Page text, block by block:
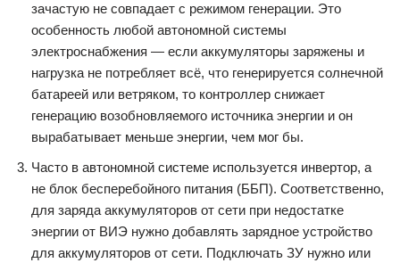
зачастую не совпадает с режимом генерации. Это
особенность любой автономной системы
электроснабжения — если аккумуляторы заряжены и
нагрузка не потребляет всё, что генерируется солнечной
батареей или ветряком, то контроллер снижает
генерацию возобновляемого источника энергии и он
вырабатывает меньше энергии, чем мог бы.
Часто в автономной системе используется инвертор, а
не блок бесперебойного питания (ББП). Соответственно,
для заряда аккумуляторов от сети при недостатке
энергии от ВИЭ нужно добавлять зарядное устройство
для аккумуляторов от сети. Подключать ЗУ нужно или